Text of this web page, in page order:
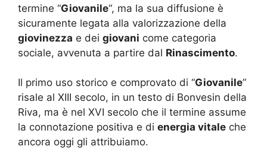
termine “Giovanile“, ma la sua diffusione è
sicuramente legata alla valorizzazione della
giovinezza e dei giovani come categoria
sociale, avvenuta a partire dal Rinascimento.
Il primo uso storico e comprovato di “Giovanile”
risale al XIII secolo, in un testo di Bonvesin della
Riva, ma è nel XVI secolo che il termine assume
la connotazione positiva e di energia vitale che
ancora oggi gli attribuiamo.